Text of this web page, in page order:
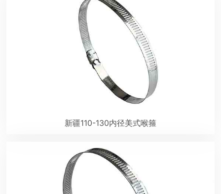
新疆110-130内径美式喉箍